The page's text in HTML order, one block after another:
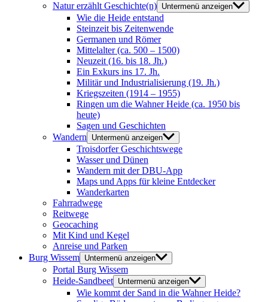
Natur erzählt Geschichte(n) Untermenü anzeigen
Wie die Heide entstand
Steinzeit bis Zeitenwende
Germanen und Römer
Mittelalter (ca. 500 – 1500)
Neuzeit (16. bis 18. Jh.)
Ein Exkurs ins 17. Jh.
Militär und Industrialisierung (19. Jh.)
Kriegszeiten (1914 – 1955)
Ringen um die Wahner Heide (ca. 1950 bis
heute)
Sagen und Geschichten
Wandern
Untermenü anzeigen
Troisdorfer Geschichtswege
Wasser und Dünen
Wandern mit der DBU-App
Maps und Apps für kleine Entdecker
Wanderkarten
Fahrradwege
Reitwege
Geocaching
Mit Kind und Kegel
Anreise und Parken
Burg Wissem Untermenü anzeigen
Portal Burg Wissem
Heide-Sandbeet Untermenü anzeigen
Wie kommt der Sand in die Wahner Heide?